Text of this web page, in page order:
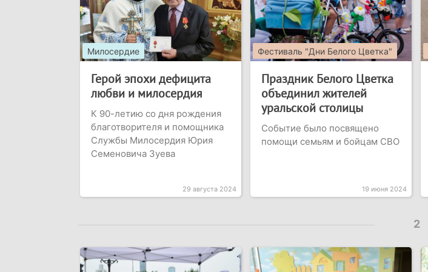
Милосердие
Герой эпохи дефицита
любви и милосердия
К 90-летию со дня рождения
благотворителя и помощника
Службы Милосердия Юрия
Семеновича Зуева
29 августа 2024
Фестиваль "Дни Белого Цветка"
Праздник Белого Цветка
объединил жителей
уральской столицы
Событие было посвящено
помощи семьям и бойцам СВО
19 июня 2024
2